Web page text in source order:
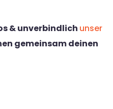
& unverbindlich unser
gemeinsam deinen